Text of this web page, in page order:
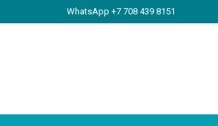
WhatsApp +7 708 439 8151